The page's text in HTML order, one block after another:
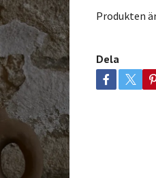
Produkten
Dela